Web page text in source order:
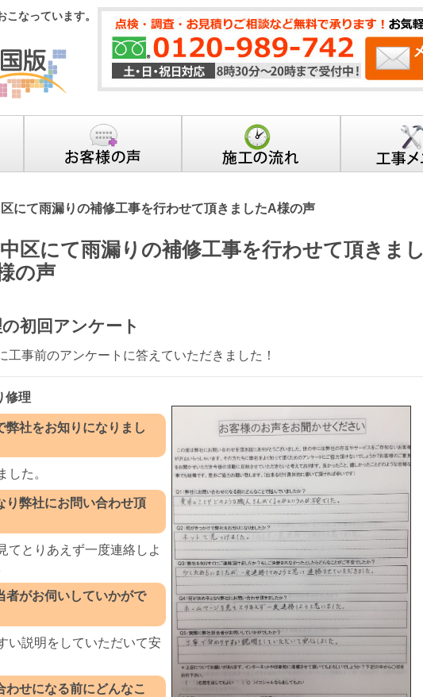
なっています。
にて雨漏りの補修工事を行わせて頂きましたA様の声
区にて雨漏りの補修工事を行わせて頂きまし
の声
初回アンケート
工事前のアンケートに答えていただきました！
修理
弊社をお知りになりまし
した。
り弊社にお問い合わせ頂
てとりあえず一度連絡しよ
者がお伺いしていかがで
い説明をしていただいて安
わせになる前にどんなこ